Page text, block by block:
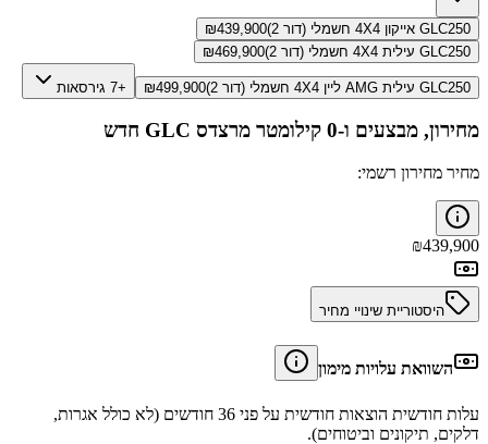
GLC250 אייקון 4X4 חשמלי (דור 2) ₪439,900
GLC250 עילית 4X4 חשמלי (דור 2)
₪469,900
GLC250 עילית AMG ליין 4X4 חשמלי (דור 2) ₪499,900 +7 גירסאות
מחירון, מבצעים ו-0 קילומטר מרצדס GLC חדש
מחיר מחירון רשמי:
₪439,900
היסטוריית שינויי מחיר
השוואת עלויות מימון
עלות חודשית הוצאות חודשית על פני 36 חודשים (לא כולל אגרות,
דלקים, תיקונים וביטוחים).